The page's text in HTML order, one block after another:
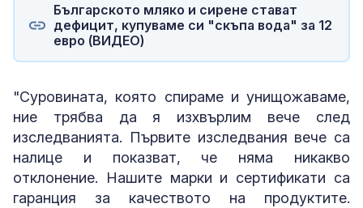
Българското мляко и сирене стават
дефицит, купуваме си "скъпа вода" за 12
евро (ВИДЕО)
"Суровината, която спираме и унищожаваме,
ние трябва да я изхвърлим вече след
изследванията. Първите изследвания вече са
налице и показват, че няма никакво
отклонение. Нашите марки и сертификати са
гаранция за качеството на продуктите.